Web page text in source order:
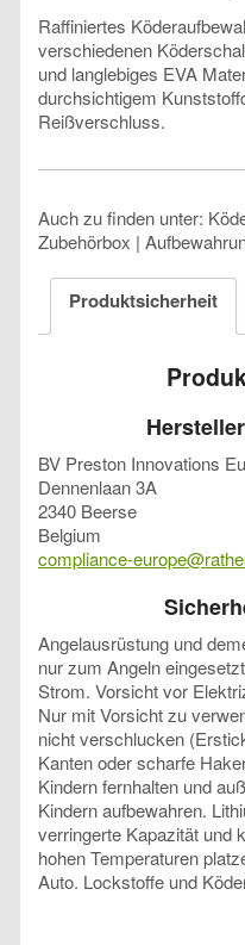
Raffiniertes
verschiedenen
und langlebiges EVA
durchsichtigem
Reißverschluss.
Auch zu finden unter:
Zubehörbox |
Produktsicherheit
BV Preston Innovations
Dennenlaan 3A
2340 Beerse
Belgium
compliance-
Angelausrüstung und
nur zum Angeln
Strom. Vorsicht vor
Nur mit Vorsicht zu
nicht verschlucken
Kanten oder scharfe
Kindern fernhalten und
Kindern aufbewahren.
verringerte Kapazität und
hohen Temperaturen
Auto. Lockstoffe und